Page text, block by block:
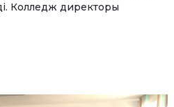
Колледж директоры